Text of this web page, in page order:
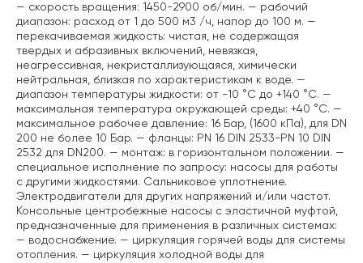
— скорость вращения: 1450-2900 об/мин. — рабочий
диапазон: расход от 1 до 500 м3 /ч, напор до 100 м. —
перекачиваемая жидкость: чистая, не содержащая
твердых и абразивных включений, невязкая,
неагрессивная, некристаллизующаяся, химически
нейтральная, близкая по характеристикам к воде. —
диапазон температуры жидкости: от -10 °C до +140 °C. —
максимальная температура окружающей среды: +40 °C. —
максимальное рабочее давление: 16 Бар, (1600 кПа), для DN
200 не более 10 Бар. — фланцы: PN 16 DIN 2533-PN 10 DIN
2532 для DN200. — монтаж: в горизонтальном положении. —
специальное исполнение по запросу: насосы для работы
с другими жидкостями. Сальниковое уплотнение.
Электродвигатели для других напряжений и/или частот.
Консольные центробежные насосы с эластичной муфтой,
предназначенные для применения в различных системах:
— водоснабжение. — циркуляция горячей воды для системы
отопления. — циркуляция холодной воды для